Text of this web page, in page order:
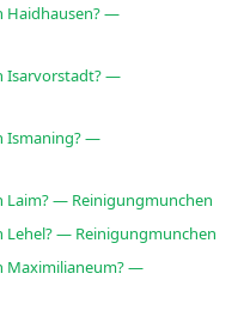
Haidhausen? —
Isarvorstadt? —
Ismaning? —
Laim? — Reinigungmunchen
Lehel? — Reinigungmunchen
Maximilianeum? —